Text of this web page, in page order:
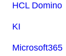
HCL Domino
KI
Microsoft365